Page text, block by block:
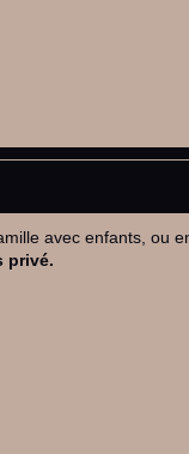
avec enfants, ou
privé.